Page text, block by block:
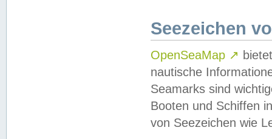
Seezeichen
OpenSeaMap ↗
nautische
Seamarks sind
Booten und Schiffen
von Seezeichen wie